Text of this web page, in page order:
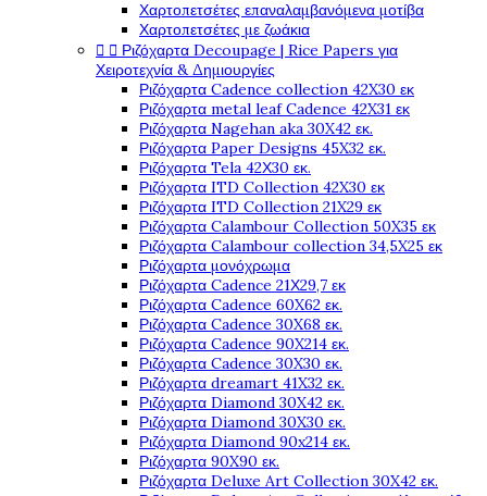
Χαρτοπετσέτες επαναλαμβανόμενα μοτίβα
Χαρτοπετσέτες με ζωάκια
  Ριζόχαρτα Decoupage | Rice Papers για
Χειροτεχνία & Δημιουργίες
Ριζόχαρτα Cadence collection 42X30 εκ
Ριζόχαρτα metal leaf Cadence 42X31 εκ
Ριζόχαρτα Nagehan aka 30X42 εκ.
Ριζόχαρτα Paper Designs 45X32 εκ.
Ριζόχαρτα Tela 42Χ30 εκ.
Ριζόχαρτα ITD Collection 42X30 εκ
Ριζόχαρτα ITD Collection 21X29 εκ
Ριζόχαρτα Calambour Collection 50X35 εκ
Ριζόχαρτα Calambour collection 34,5X25 εκ
Ριζόχαρτα μονόχρωμα
Ριζόχαρτα Cadence 21Χ29,7 εκ
Ριζόχαρτα Cadence 60X62 εκ.
Ριζόχαρτα Cadence 30X68 εκ.
Ριζόχαρτα Cadence 90X214 εκ.
Ριζόχαρτα Cadence 30X30 εκ.
Ριζόχαρτα dreamart 41X32 εκ.
Ριζόχαρτα Diamond 30X42 εκ.
Ριζόχαρτα Diamond 30X30 εκ.
Ριζόχαρτα Diamond 90x214 εκ.
Ριζόχαρτα 90X90 εκ.
Ριζόχαρτα Deluxe Art Collection 30X42 εκ.